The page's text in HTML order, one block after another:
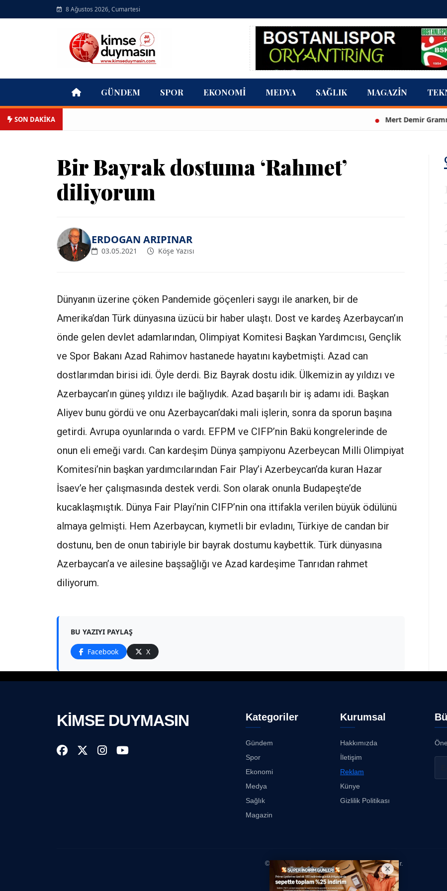
8 Ağustos 2026, Cumartesi
GÜNDEM SPOR EKONOMI MEDYA SAĞLIK MAGAZIN
SON DAKİKA Mert Demir Grammy'de
Bir Bayrak dostuma ‘Rahmet’
diliyorum
ERDOGAN ARIPINAR
03.05.2021 Köşe Yazısı
Dünyanın üzerine çöken Pandemide göçenleri saygı ile anarken, bir de
Amerika’dan Türk dünyasına üzücü bir haber ulaştı. Dost ve kardeş Azerbaycan’ın
önde gelen devlet adamlarından, Olimpiyat Komitesi Başkan Yardımcısı, Gençlik
ve Spor Bakanı Azad Rahimov hastanede hayatını kaybetmişti. Azad can
dostlarımdan birisi idi. Öyle derdi. Biz Bayrak dostu idik. Ülkemizin ay yıldızı ve
Azerbaycan’ın güneş yıldızı ile bağlıydık. Azad başarılı bir iş adamı idi. Başkan
Aliyev bunu gördü ve onu Azerbaycan’daki mali işlerin, sonra da sporun başına
getirdi. Avrupa oyunlarında o vardı. EFPM ve CIFP’nin Bakü kongrelerinde de
onun eli emeği vardı. Can kardeşim Dünya şampiyonu Azerbeycan Milli Olimpiyat
Komitesi’nin başkan yardımcılarından Fair Play’i Azerbeycan’da kuran Hazar
İsaev’e her çalışmasında destek verdi. Son olarak onunla Budapeşte’de
kucaklaşmıştık. Dünya Fair Playi’nin CIFP’nin ona ittifakla verilen büyük ödülünü
almaya gelmişti. Hem Azerbaycan, kıymetli bir evladını, Türkiye de candan bir
dostunu, ben de onun tabiriyle bir bayrak dostumu kaybettik. Türk dünyasına
Azerbaycan’a ve ailesine başsağlığı ve Azad kardeşime Tanrıdan rahmet
diliyorum.
BU YAZIYI PAYLAŞ
Facebook X
KİMSE DUYMASIN Kategoriler
Gündem
Spor
Ekonomi
Medya
Sağlık
Magazin
Kurumsal
Hakkımızda
İletişim
Reklam
Künye
Gizlilik Politikası
© 2026Kimse Duymasın. Tüm hakları saklıdır.
Yazılım & Tasarım: Erboy Yayıncılık Reklamcılık